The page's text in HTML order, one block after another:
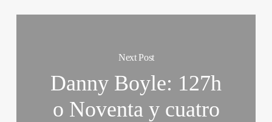
Next Post
Danny Boyle: 127h
o Noventa y cuatro